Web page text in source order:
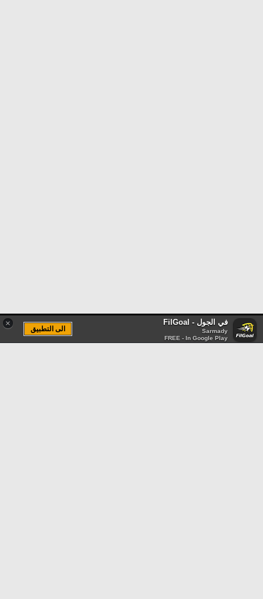
× في الجول - FilGoal
Sarmady
FREE - In Google Play
الى التطبيق